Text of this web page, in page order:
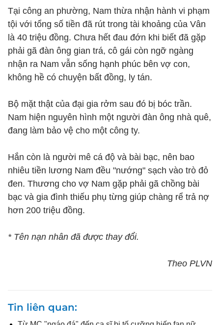
Tại công an phường, Nam thừa nhận hành vi phạm
tội với tổng số tiền đã rút trong tài khoảng của Vân
là 40 triệu đồng. Chưa hết đau đớn khi biết đã gặp
phải gã đàn ông gian trá, cô gái còn ngỡ ngàng
nhận ra Nam vẫn sống hạnh phúc bên vợ con,
không hề có chuyện bất đồng, ly tán.
Bộ mặt thật của đại gia rởm sau đó bị bóc trần.
Nam hiện nguyên hình một người đàn ông nhà quê,
đang làm bảo vệ cho một công ty.
Hắn còn là người mê cá độ và bài bạc, nên bao
nhiêu tiền lương Nam đều "nướng" sạch vào trò đỏ
đen. Thương cho vợ Nam gặp phải gã chồng bài
bạc và gia đình thiếu phụ từng giúp chàng rể trả nợ
hơn 200 triệu đồng.
* Tên nạn nhân đã được thay đổi.
Theo PLVN
Tin liên quan